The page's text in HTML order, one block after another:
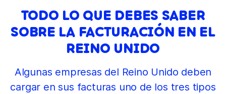
TODO LO QUE DEBES SABER
SOBRE LA FACTURACIÓN EN EL
REINO UNIDO
Algunas empresas del Reino Unido deben
cargar en sus facturas uno de los tres tipos